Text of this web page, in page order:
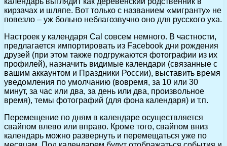
кирзачах и шляпе. Вот только с названием «мигранту» не
повезло – уж больно неблагозвучно оно для русского уха.
Настроек у календаря Cal совсем немного. В частности,
предлагается импортировать из Facebook дни рождения
друзей (при этом также подгружаются фотографии из их
профилей), назначить видимые календари (связанные с
вашим аккаунтом и Праздники России), выставить время
уведомления по умолчанию (вовремя, за 10 или 30
минут, за час или два, за день или два, произвольное
время), темы фотографий (для фона календаря) и т.п.
Перемещение по дням в календаре осуществляется
свайпом влево или вправо. Кроме того, свайпом вниз
календарь можно развернуть и перемещаться уже по